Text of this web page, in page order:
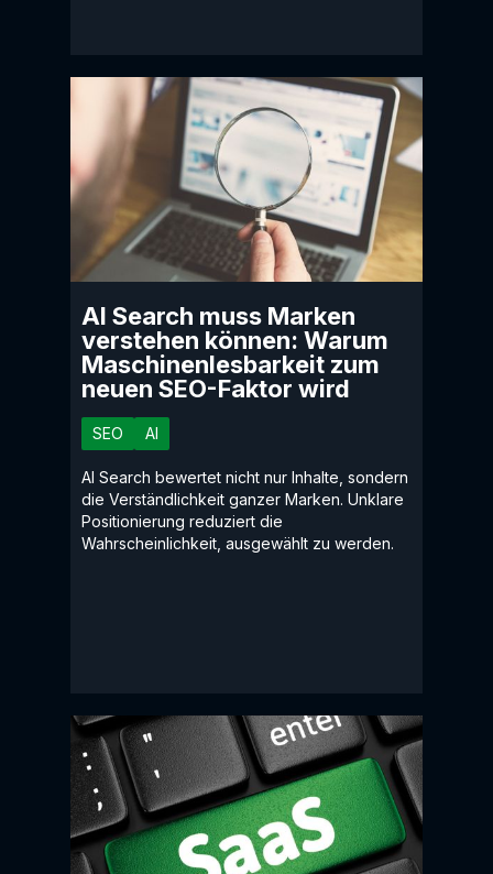
AI Search muss Marken
verstehen können: Warum
Maschinenlesbarkeit zum
neuen SEO-Faktor wird
SEO AI
AI Search bewertet nicht nur Inhalte, sondern
die Verständlichkeit ganzer Marken. Unklare
Positionierung reduziert die
Wahrscheinlichkeit, ausgewählt zu werden.